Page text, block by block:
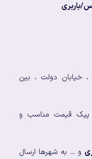
باربری
خیابان دولت ، بین
پیک قیمت مناسب و
و ... به شهرها ارسال